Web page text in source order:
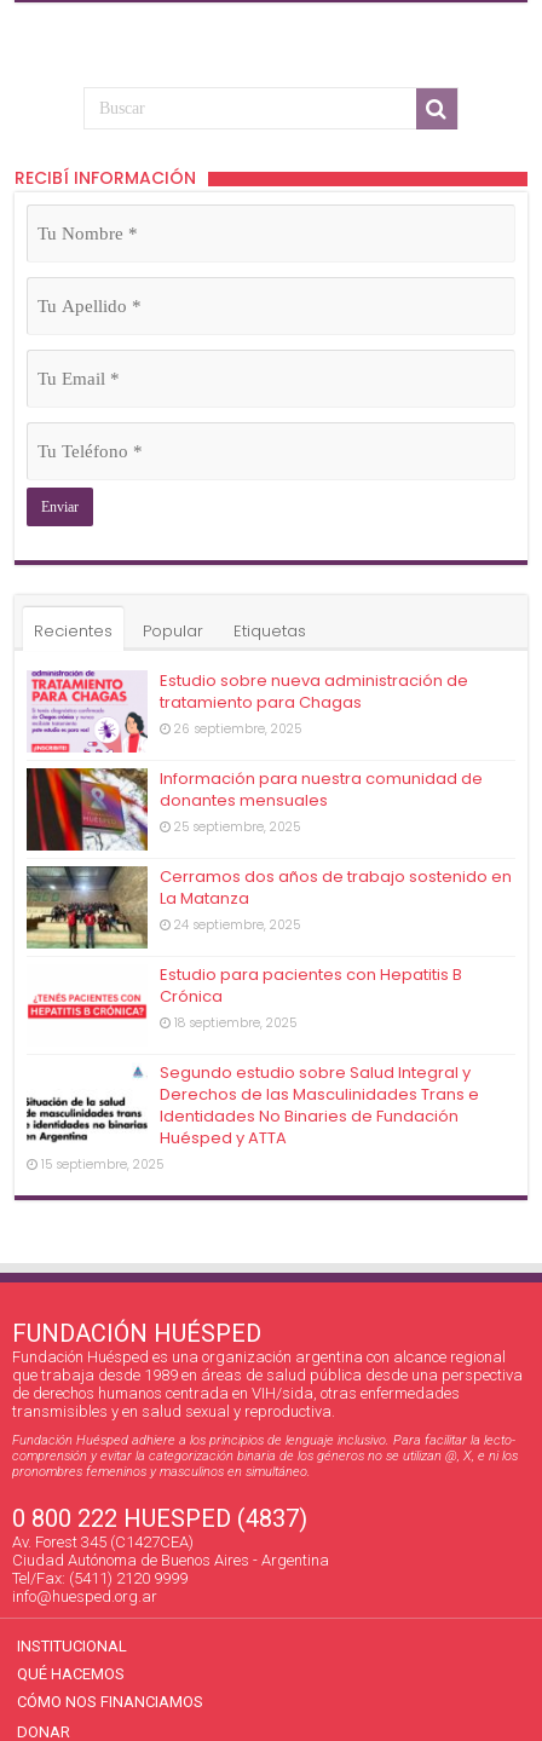
RECIBÍ INFORMACIÓN
Tu
Nombre
Tu
Apellido
Tu
Email
Tu
Teléfono
Recientes Popular Etiquetas
Estudio sobre nueva administración de
tratamiento para Chagas
26 septiembre, 2025
Información para nuestra comunidad de
donantes mensuales
25 septiembre, 2025
Cerramos dos años de trabajo sostenido en
La Matanza
24 septiembre, 2025
Estudio para pacientes con Hepatitis B
Crónica
18 septiembre, 2025
Segundo estudio sobre Salud Integral y
Derechos de las Masculinidades Trans e
Identidades No Binaries de Fundación
Huésped y ATTA
15 septiembre, 2025
FUNDACIÓN HUÉSPED
Fundación Huésped es una organización argentina con alcance regional
que trabaja desde 1989 en áreas de salud pública desde una perspectiva
de derechos humanos centrada en VIH/sida, otras enfermedades
transmisibles y en salud sexual y reproductiva.
Fundación Huésped adhiere a los principios de lenguaje inclusivo. Para facilitar la lecto-
comprensión y evitar la categorización binaria de los géneros no se utilizan @, X, e ni los
pronombres femeninos y masculinos en simultáneo.
0 800 222 HUESPED (4837)
Av. Forest 345 (C1427CEA)
Ciudad Autónoma de Buenos Aires - Argentina
Tel/Fax: (5411) 2120 9999
info@huesped.org.ar
INSTITUCIONAL
QUÉ HACEMOS
CÓMO NOS FINANCIAMOS
DONAR